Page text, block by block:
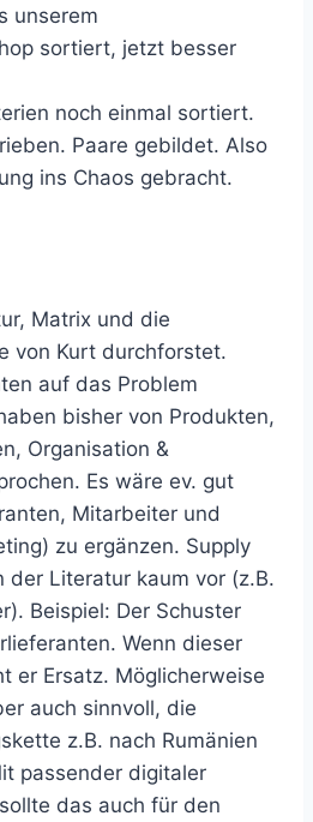
unserem
sortiert, jetzt besser
noch einmal sortiert.
Paare gebildet. Also
ins Chaos gebracht.
Matrix und die
von Kurt durchforstet.
auf das Problem
bisher von Produkten,
Organisation &
Es wäre ev. gut
Mitarbeiter und
zu ergänzen. Supply
der Literatur kaum vor (z.B.
Beispiel: Der Schuster
Wenn dieser
er Ersatz. Möglicherweise
auch sinnvoll, die
z.B. nach Rumänien
passender digitaler
das auch für den